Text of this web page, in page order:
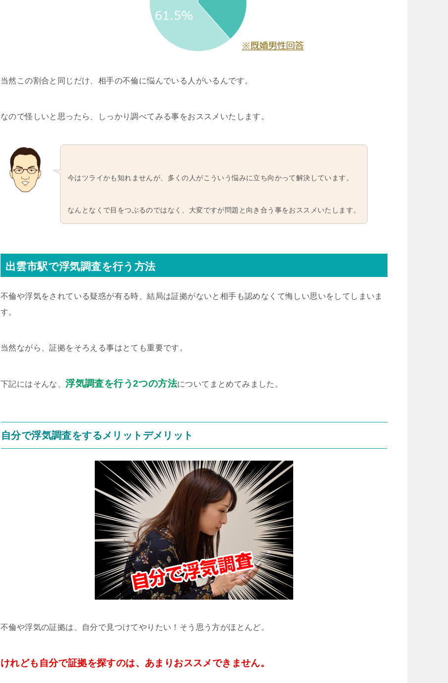
当然この割合と同じだけ、相手の不倫に悩んでいる人がいるんです。
なので怪しいと思ったら、しっかり調べてみる事をおススメいたします。
今はツライかも知れませんが、多くの人がこういう悩みに立ち向かって解決しています。
なんとなくで目をつぶるのではなく、大変ですが問題と向き合う事をおススメいたします。
出雲市駅で浮気調査を行う方法
不倫や浮気をされている疑惑が有る時、結局は証拠がないと相手も認めなくて悔しい思いをしてしまいま
す。
当然ながら、証拠をそろえる事はとても重要です。
下記にはそんな、浮気調査を行う2つの方法についてまとめてみました。
自分で浮気調査をするメリットデメリット
不倫や浮気の証拠は、自分で見つけてやりたい！そう思う方がほとんど。
けれども自分で証拠を探すのは、あまりおススメできません。